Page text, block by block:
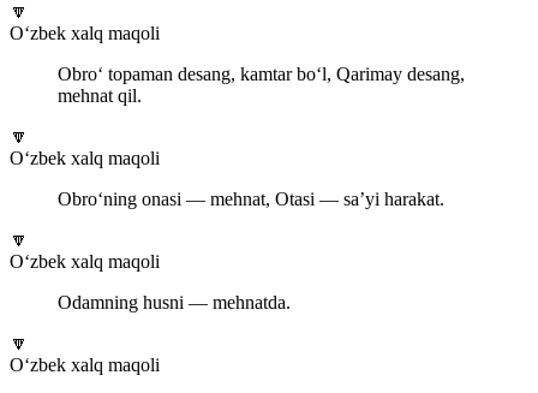
🔽
O‘zbek xalq maqoli
Obro‘ topaman desang, kamtar bo‘l, Qarimay desang,
mehnat qil.
🔽
O‘zbek xalq maqoli
Obro‘ning onasi — mehnat, Otasi — sa’yi harakat.
🔽
O‘zbek xalq maqoli
Odamning husni — mehnatda.
🔽
O‘zbek xalq maqoli